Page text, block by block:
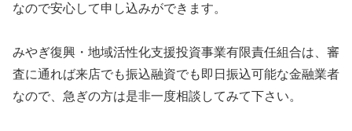
なので安心して申し込みができます。
みやぎ復興・地域活性化支援投資事業有限責任組合は、審
査に通れば来店でも振込融資でも即日振込可能な金融業者
なので、急ぎの方は是非一度相談してみて下さい。